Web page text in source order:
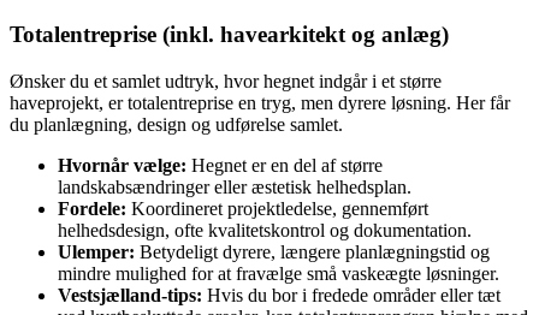
Totalentreprise (inkl. havearkitekt og anlæg)
Ønsker du et samlet udtryk, hvor hegnet indgår i et større
haveprojekt, er totalentreprise en tryg, men dyrere løsning. Her får
du planlægning, design og udførelse samlet.
Hvornår vælge: Hegnet er en del af større
landskabsændringer eller æstetisk helhedsplan.
Fordele: Koordineret projektledelse, gennemført
helhedsdesign, ofte kvalitetskontrol og dokumentation.
Ulemper: Betydeligt dyrere, længere planlægningstid og
mindre mulighed for at fravælge små vaskeægte løsninger.
Vestsjælland‑tips: Hvis du bor i fredede områder eller tæt